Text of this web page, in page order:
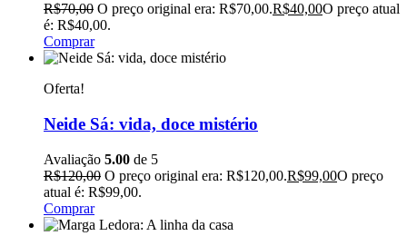
R$70,00 O preço original era: R$70,00.R$40,00O preço atual
é: R$40,00.
Comprar
Oferta!
Neide Sá: vida, doce mistério
Avaliação 5.00 de 5
R$120,00 O preço original era: R$120,00.R$99,00O preço
atual é: R$99,00.
Comprar